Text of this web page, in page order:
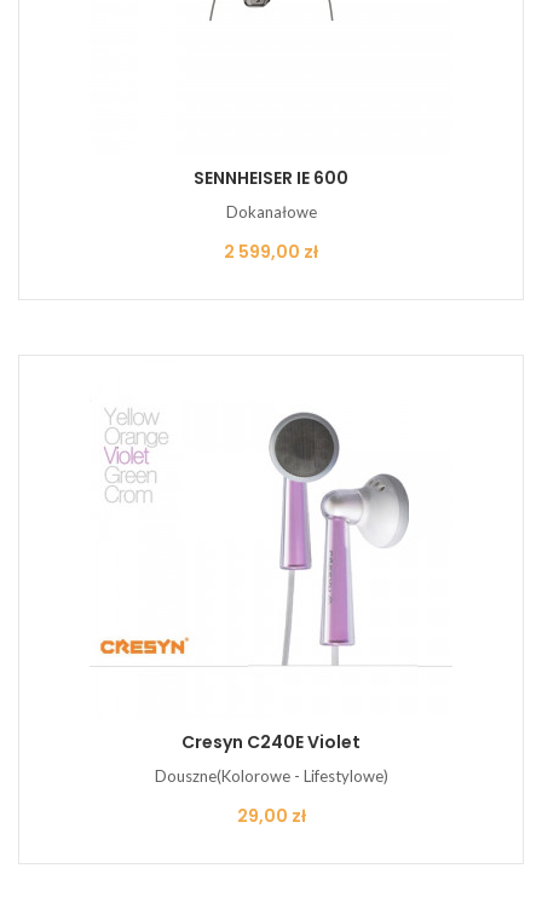
SENNHEISER IE 600
Dokanałowe
Cena
2 599,00 zł
Cresyn C240E Violet
Douszne(Kolorowe - Lifestylowe)
Cena
29,00 zł